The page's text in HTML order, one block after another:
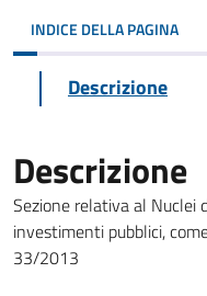
INDICE DELLA PAGINA
Descrizione
Descrizione
Sezione relativa al Nuclei
investimenti pubblici,
33/2013